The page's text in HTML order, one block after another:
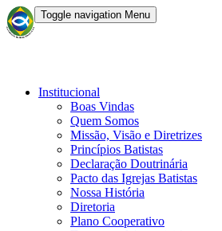
Toggle navigation Menu
Institucional
Boas Vindas
Quem Somos
Missão, Visão e Diretrizes
Princípios Batistas
Declaração Doutrinária
Pacto das Igrejas Batistas
Nossa História
Diretoria
Plano Cooperativo